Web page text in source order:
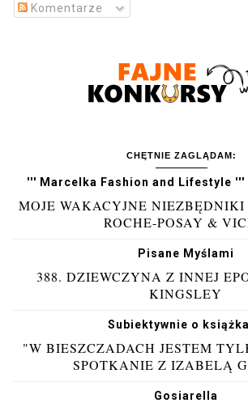
Komentarze
CHĘTNIE ZAGLĄDAM:
''' Marcelka Fashion and Lifestyle
MOJE WAKACYJNE
ROCHE-POSAY &
Pisane Myślami
388. DZIEWCZYNA Z INNEJ
KINGSLEY
Subiektywnie o
"W BIESZCZADACH JESTEM
SPOTKANIE Z IZABELĄ
Gosiarella